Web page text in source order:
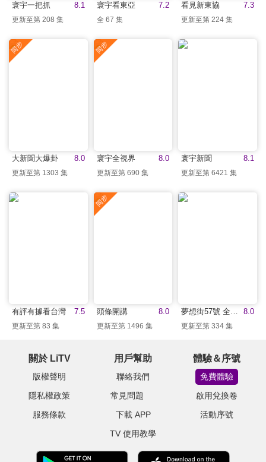
8.1
寰宇一把抓
更新至第 208 集
7.2
寰宇看東亞
全 67 集
7.3
看見新東協
更新至第 224 集
8.0
大新聞大爆卦
更新至第 1303 集
8.0
寰宇全視界
更新至第 690 集
8.1
寰宇新聞
更新至第 6421 集
7.5
有評有據看台灣
更新至第 83 集
8.0
頭條開講
更新至第 1496 集
8.0
更新至第 334 集
關於 LiTV
版權聲明
隱私權政策
服務條款
用戶幫助
聯絡我們
常見問題
下載 APP
TV 使用教學
體驗＆序號
免費體驗
啟用兌換卷
活動序號